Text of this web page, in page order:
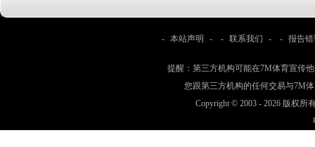
- 本站声明 - - 联系我们 - - 报告
提醒：第三方机构可能在7M体育宣传
您跟第三方机构的任何交易与7M
Copyright © 2003 - 2026 版权所